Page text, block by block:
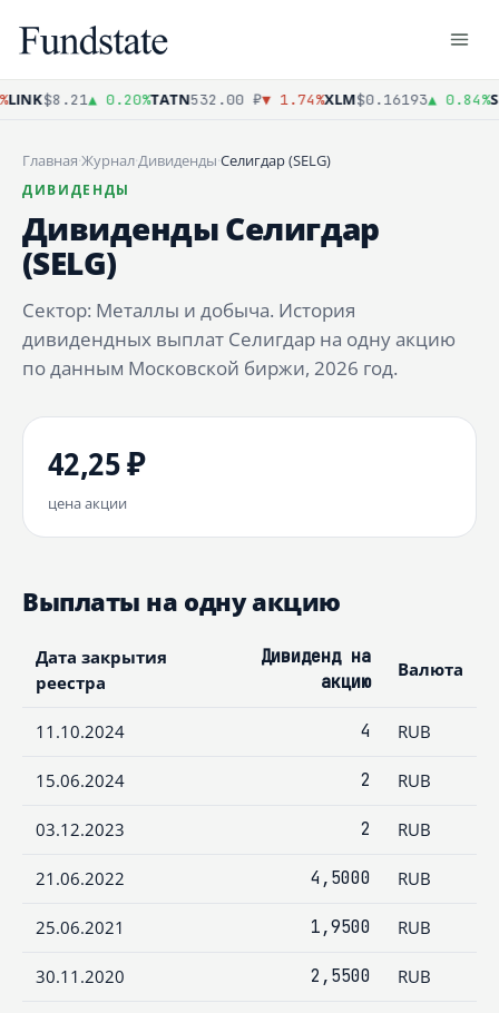
LINK$8.21▲ 0.20%TATN532.00 ₽▼ 1.74%XLM$0.16193▲ 0.84%
Главная·Журнал·Дивиденды·Селигдар (SELG)
ДИВИДЕНДЫ
Дивиденды Селигдар
(SELG)
Сектор: Металлы и добыча. История
дивидендных выплат Селигдар на одну акцию
по данным Московской биржи, 2026 год.
42,25 ₽
цена акции
Выплаты на одну акцию
Дата закрытия
реестра
Дивиденд на
акцию
Валюта
11.10.2024 4 RUB
15.06.2024 2 RUB
03.12.2023 2 RUB
21.06.2022 4,5000 RUB
25.06.2021 1,9500 RUB
30.11.2020 2,5500 RUB